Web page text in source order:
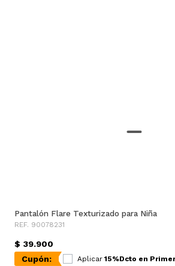
Pantalón Flare Texturizado para Niña
REF. 90078231
$ 39.900
Cupón:
Aplicar 15%Dcto en